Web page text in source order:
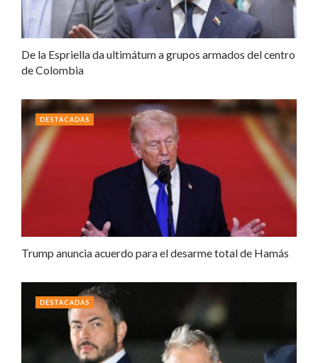
De la Espriella da ultimátum a grupos armados del centro
de Colombia
Trump anuncia acuerdo para el desarme total de Hamás
DESTACADAS
DESTACADAS